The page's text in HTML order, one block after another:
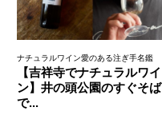
ナチュラルワイン愛のある注ぎ手名鑑
【吉祥寺でナチュラルワイ
ン】井の頭公園のすぐそば
で...